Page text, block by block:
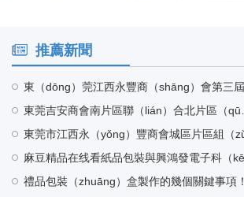
推薦新聞
禮品包裝（zhuāng）盒製作的幾個關鍵事項！